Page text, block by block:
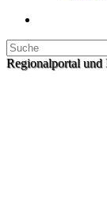
Regionalportal und